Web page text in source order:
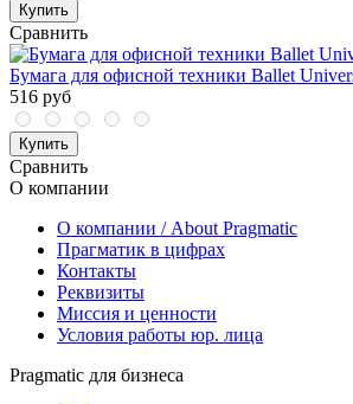
Купить
Сравнить
Бумага для офисной техники Ballet
516 руб
Купить
Сравнить
О компании
О компании / About Pragmatic
Прагматик в цифрах
Контакты
Реквизиты
Миссия и ценности
Условия работы юр. лица
Pragmatic для бизнеса